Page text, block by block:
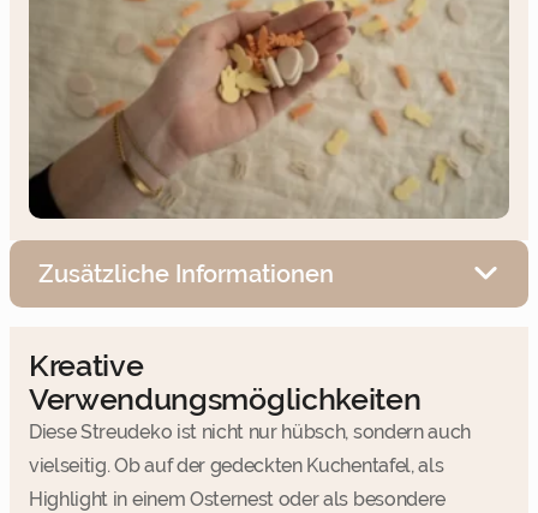
Zusätzliche Informationen
Kreative
Verwendungsmöglichkeiten
Diese Streudeko ist nicht nur hübsch, sondern auch
vielseitig. Ob auf der gedeckten Kuchentafel, als
Highlight in einem Osternest oder als besondere